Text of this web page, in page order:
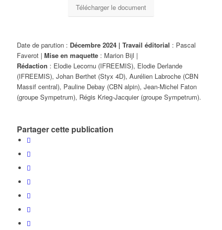
Télécharger le document
Date de parution : Décembre 2024 | Travail éditorial : Pascal
Faverot | Mise en maquette: Marion Bijl |
Rédaction : Elodie Lecornu (IFREEMIS), Elodie Derlande
(IFREEMIS), Johan Berthet (Styx 4D), Aurélien Labroche (CBN
Massif central), Pauline Debay (CBN alpin), Jean-Michel Faton
(groupe Sympetrum), Régis Krieg-Jacquier (groupe Sympetrum).
Partager cette publication